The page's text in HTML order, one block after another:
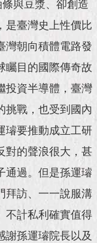
與豆漿、卻創造
是臺灣史上性價比
灣朝向積體電路發
矚目的國際傳奇故
投資半導體，臺灣
挑戰，也受到國內
璿要推動成立工研
對的聲浪很大，甚
通過。但是孫運璿
拜訪、一一說服溝
不計私利確實值得
謝孫運璿院長以及